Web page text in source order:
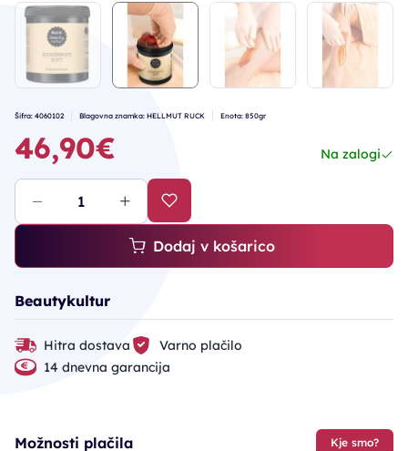
Šifra: 4060102 Blagovna znamka: HELLMUT RUCK Enota: 850gr
46,90€ Na zalogi
Dodaj v košarico
Beautykultur
Hitra dostava
Varno plačilo
14 dnevna garancija
Možnosti plačila Kje smo?